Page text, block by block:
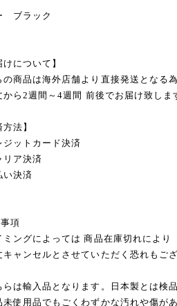
ブラック
けについて】
の商品は海外店舗より直接発送となる為
から2週間～4週間 前後でお届け致しま
方法】
ジットカード決済
リア決済
い決済
項
ミングによっては 商品在庫切れにより
ャンセルとさせていただく恐れもご
らは輸入品となります。日本製とは検
使用品でもごくわずかな汚れや傷が